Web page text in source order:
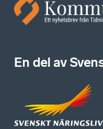
En del av